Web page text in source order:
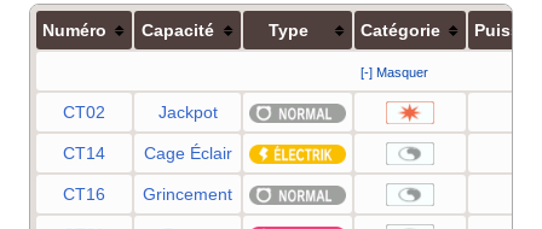
Numéro Capacité Type Catégorie
[-] Masquer
CT02 Jackpot
CT14 Cage Éclair
CT16 Grincement